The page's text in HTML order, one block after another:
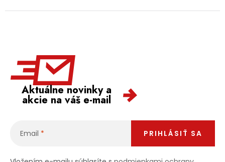
Aktuálne novinky a
akcie na váš e-mail
Email PRIHLÁSIŤ SA